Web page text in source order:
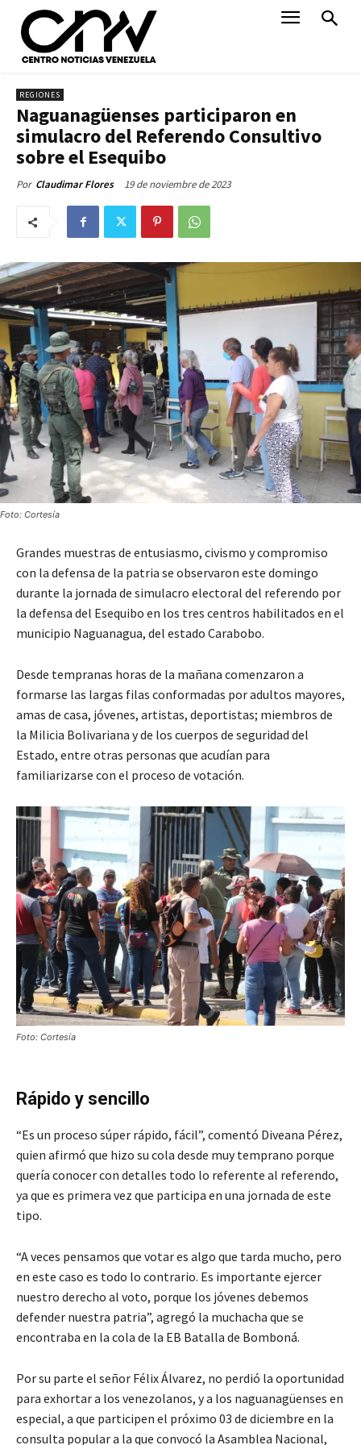
REGIONES
Naguanagüenses participaron en
simulacro del Referendo Consultivo
sobre el Esequibo
Por Claudimar Flores 19 de noviembre de 2023
Foto: Cortesía
Grandes muestras de entusiasmo, civismo y compromiso
con la defensa de la patria se observaron este domingo
durante la jornada de simulacro electoral del referendo por
la defensa del Esequibo en los tres centros habilitados en el
municipio Naguanagua, del estado Carabobo.
Desde tempranas horas de la mañana comenzaron a
formarse las largas filas conformadas por adultos mayores,
amas de casa, jóvenes, artistas, deportistas; miembros de
la Milicia Bolivariana y de los cuerpos de seguridad del
Estado, entre otras personas que acudían para
familiarizarse con el proceso de votación.
Foto: Cortesía
Rápido y sencillo
“Es un proceso súper rápido, fácil”, comentó Diveana Pérez,
quien afirmó que hizo su cola desde muy temprano porque
quería conocer con detalles todo lo referente al referendo,
ya que es primera vez que participa en una jornada de este
tipo.
“A veces pensamos que votar es algo que tarda mucho, pero
en este caso es todo lo contrario. Es importante ejercer
nuestro derecho al voto, porque los jóvenes debemos
defender nuestra patria”, agregó la muchacha que se
encontraba en la cola de la EB Batalla de Bomboná.
Por su parte el señor Félix Álvarez, no perdió la oportunidad
para exhortar a los venezolanos, y a los naguanagüenses en
especial, a que participen el próximo 03 de diciembre en la
consulta popular a la que convocó la Asamblea Nacional,